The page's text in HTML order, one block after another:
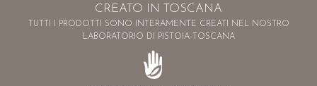
CREATO IN TOSCANA
TUTTI I PRODOTTI SONO INTERAMENTE CREATI NEL NOSTRO
LABORATORIO DI PISTOIA-TOSCANA